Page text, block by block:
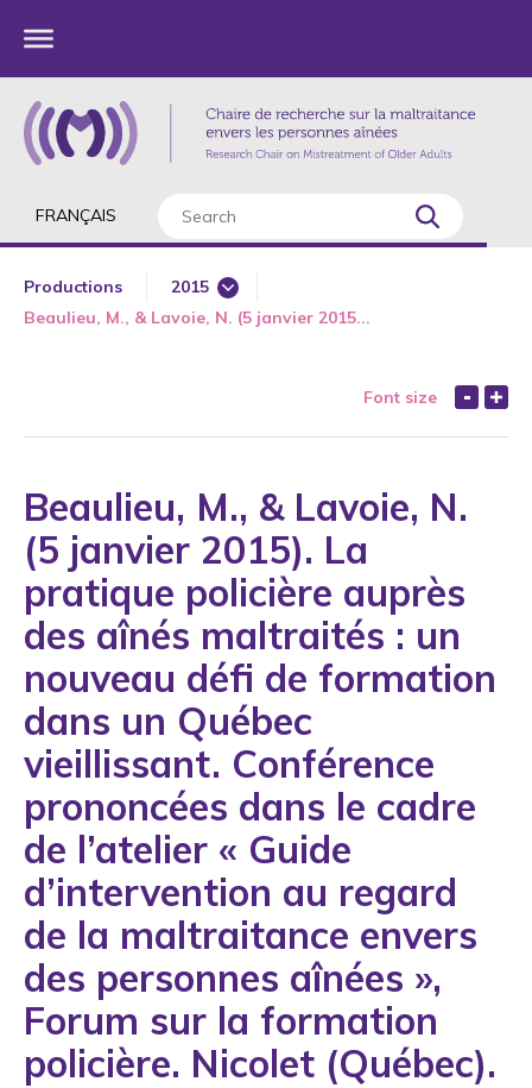
FRANÇAIS
Productions
2015
1985
1991
1992
1994
1995
1996
1997
1998
1999
2000
2001
2002
2003
2004
2005
Beaulieu, M., & Lavoie, N. (5 janvier 2015...
Font size
Beaulieu, M., & Lavoie, N.
(5 janvier 2015). La
pratique policière auprès
des aînés maltraités : un
nouveau défi de formation
dans un Québec
vieillissant. Conférence
prononcées dans le cadre
de l’atelier « Guide
d’intervention au regard
de la maltraitance envers
des personnes aînées »,
Forum sur la formation
policière. Nicolet (Québec).